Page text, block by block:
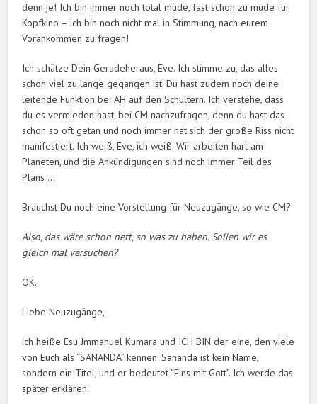
denn je! Ich bin immer noch total müde, fast schon zu müde für
Kopfkino – ich bin noch nicht mal in Stimmung, nach eurem
Vorankommen zu fragen!
Ich schätze Dein Geradeheraus, Eve. Ich stimme zu, das alles
schon viel zu lange gegangen ist. Du hast zudem noch deine
leitende Funktion bei AH auf den Schultern. Ich verstehe, dass
du es vermieden hast, bei CM nachzufragen, denn du hast das
schon so oft getan und noch immer hat sich der große Riss nicht
manifestiert. Ich weiß, Eve, ich weiß. Wir arbeiten hart am
Planeten, und die Ankündigungen sind noch immer Teil des
Plans …
Brauchst Du noch eine Vorstellung für Neuzugänge, so wie CM?
Also, das wäre schon nett, so was zu haben. Sollen wir es
gleich mal versuchen?
OK.
Liebe Neuzugänge,
ich heiße Esu Jmmanuel Kumara und ICH BIN der eine, den viele
von Euch als “SANANDA” kennen. Sananda ist kein Name,
sondern ein Titel, und er bedeutet “Eins mit Gott”. Ich werde das
später erklären.